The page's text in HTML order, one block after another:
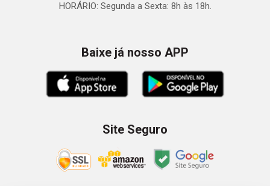
HORÁRIO: Segunda a Sexta: 8h às 18h.
Baixe já nosso APP
Site Seguro